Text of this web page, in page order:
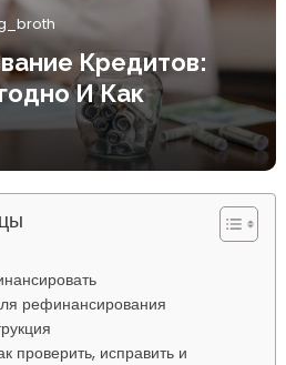
Кредитов:
И Как
рефинансирования
проверить, исправить и